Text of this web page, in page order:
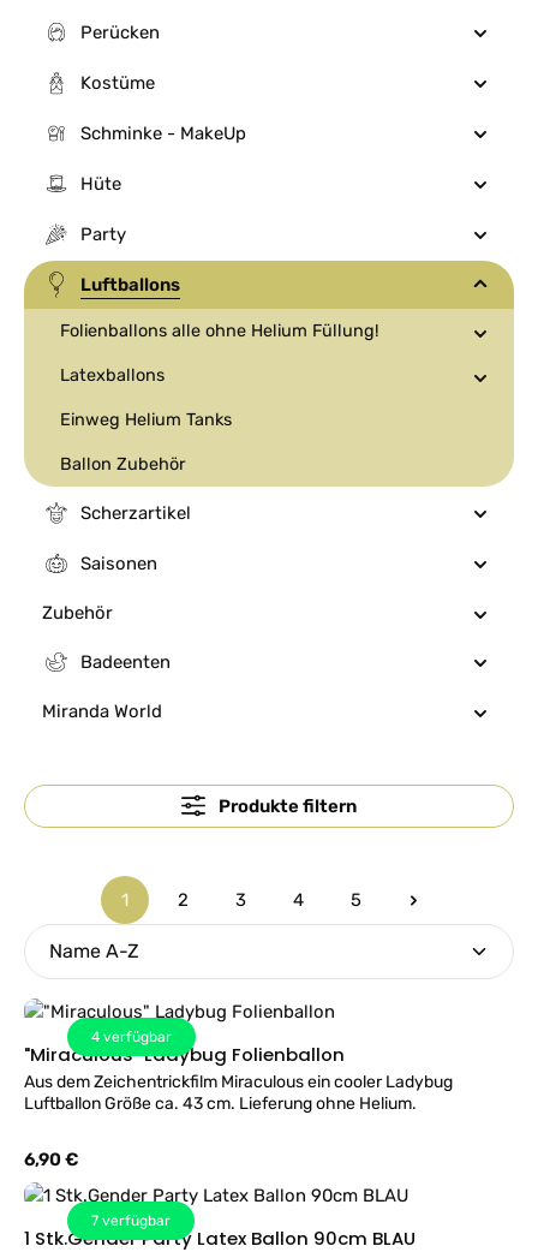
Perücken
Kostüme
Schminke - MakeUp
Hüte
Party
Luftballons
Folienballons alle ohne Helium Füllung!
Latexballons
Einweg Helium Tanks
Ballon Zubehör
Scherzartikel
Saisonen
Zubehör
Badeenten
Miranda World
Produkte filtern
Seite
1
Seite
2
Seite
3
Seite
4
Seite
5
4 verfügbar
"Miraculous" Ladybug Folienballon
Aus dem Zeichentrickfilm Miraculous ein cooler Ladybug
Luftballon Größe ca. 43 cm. Lieferung ohne Helium.
Regulärer Preis:
6,90 €
7 verfügbar
1 Stk.Gender Party Latex Ballon 90cm BLAU